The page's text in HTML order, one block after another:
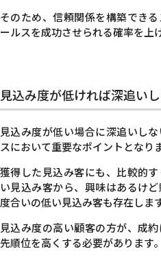
そのため、信頼関係を構築でき
ールスを成功させられる確率を上
見込み度が低ければ深追い
見込み度が低い場合に深追いし
スにおいて重要なポイントとなり
獲得した見込み客にも、比較的
い見込み客から、興味はあるけ
度合いの低い見込み客も存在します
見込み度の高い顧客の方が、成
先順位を高くする必要があります。